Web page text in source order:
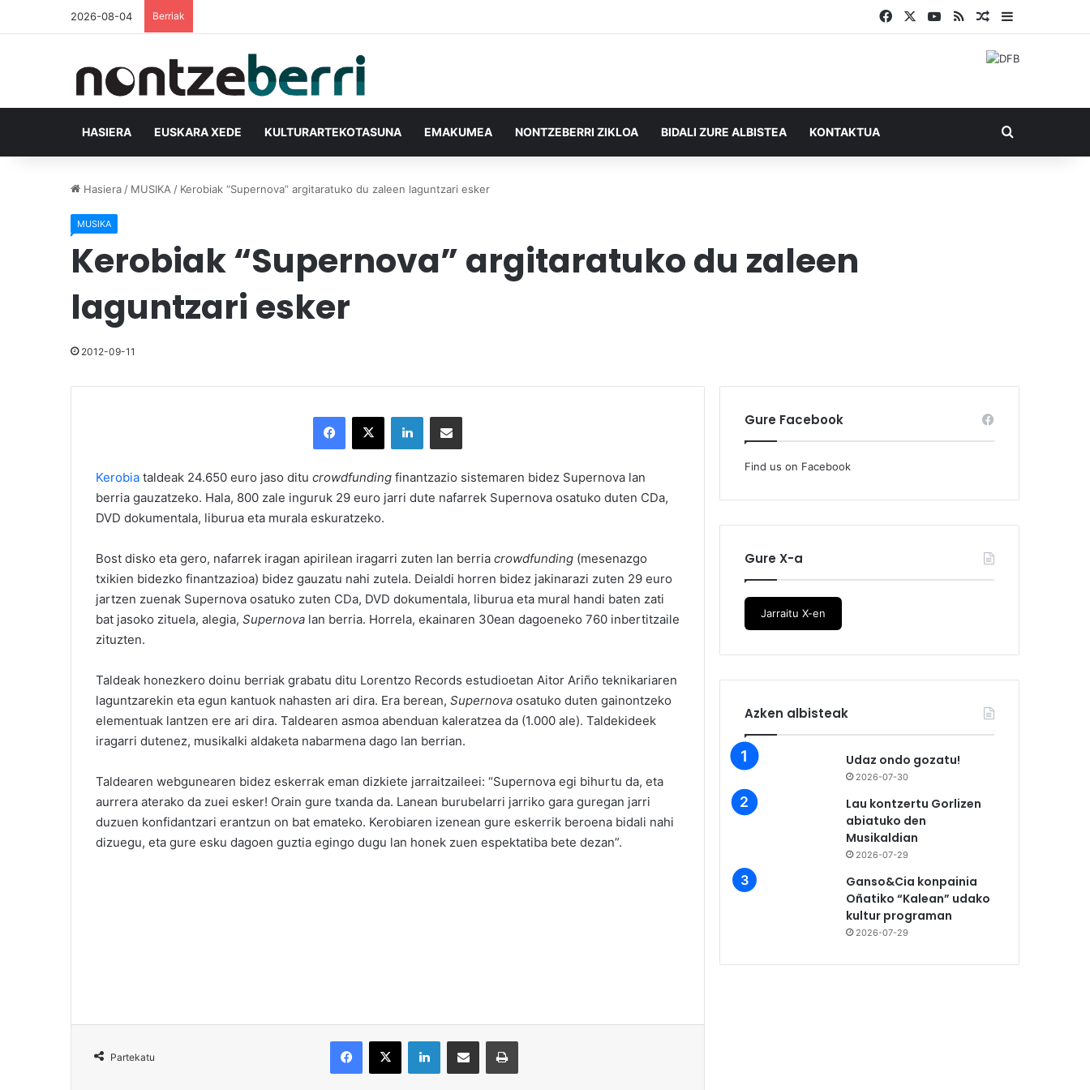
2026-08-04 Berriak Facebook YouTube
RSS Ausazko
HASIERA EUSKARA XEDE KULTURARTEKOTASUNA EMAKUMEA NONTZEBERRI ZIKLOA BIDALI ZURE ALBISTEA KONTAKTUA
Hasiera / MUSIKA / Kerobiak “Supernova” argitaratuko du zaleen laguntzari esker
MUSIKA
Kerobiak “Supernova” argitaratuko du zaleen
laguntzari esker
2012-09-11
Kerobia taldeak 24.650 euro jaso ditu crowdfunding finantzazio sistemaren bidez Supernova lan
berria gauzatzeko. Hala, 800 zale inguruk 29 euro jarri dute nafarrek Supernova osatuko duten CDa,
DVD dokumentala, liburua eta murala eskuratzeko.
Bost disko eta gero, nafarrek iragan apirilean iragarri zuten lan berria crowdfunding (mesenazgo
txikien bidezko finantzazioa) bidez gauzatu nahi zutela. Deialdi horren bidez jakinarazi zuten 29 euro
jartzen zuenak Supernova osatuko zuten CDa, DVD dokumentala, liburua eta mural handi baten zati
bat jasoko zituela, alegia, Supernova lan berria. Horrela, ekainaren 30ean dagoeneko 760 inbertitzaile
zituzten.
Taldeak honezkero doinu berriak grabatu ditu Lorentzo Records estudioetan Aitor Ariño teknikariaren
laguntzarekin eta egun kantuok nahasten ari dira. Era berean, Supernova osatuko duten gainontzeko
elementuak lantzen ere ari dira. Taldearen asmoa abenduan kaleratzea da (1.000 ale). Taldekideek
iragarri dutenez, musikalki aldaketa nabarmena dago lan berrian.
Taldearen webgunearen bidez eskerrak eman dizkiete jarraitzaileei: “Supernova egi bihurtu da, eta
aurrera aterako da zuei esker! Orain gure txanda da. Lanean burubelarri jarriko gara guregan jarri
duzuen konfidantzari erantzun on bat emateko. Kerobiaren izenean gure eskerrik beroena bidali nahi
dizuegu, eta gure esku dagoen guztia egingo dugu lan honek zuen espektatiba bete dezan”.
Partekatu
Gure Facebook
Find us on Facebook
Gure X-a
Jarraitu X-en
Azken albisteak
Udaz ondo gozatu!
2026-07-30
Lau kontzertu Gorlizen
abiatuko den
Musikaldian
2026-07-29
Ganso&Cia konpainia
Oñatiko “Kalean” udako
kultur programan
2026-07-29